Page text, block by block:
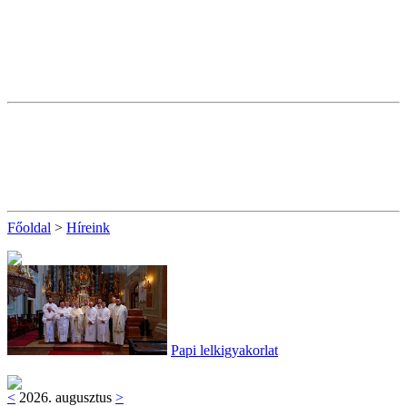
Főoldal > Híreink
Papi lelkigyakorlat
< 2026. augusztus >